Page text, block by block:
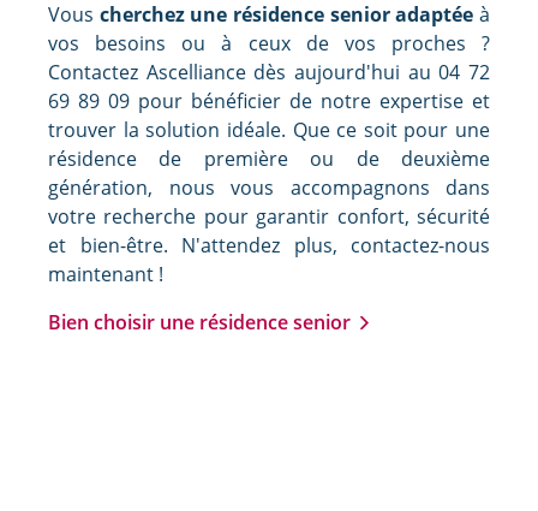
Vous cherchez une résidence senior adaptée à
vos besoins ou à ceux de vos proches ?
Contactez Ascelliance dès aujourd'hui au 04 72
69 89 09 pour bénéficier de notre expertise et
trouver la solution idéale. Que ce soit pour une
résidence de première ou de deuxième
génération, nous vous accompagnons dans
votre recherche pour garantir confort, sécurité
et bien-être. N'attendez plus, contactez-nous
maintenant !
Bien choisir une résidence senior